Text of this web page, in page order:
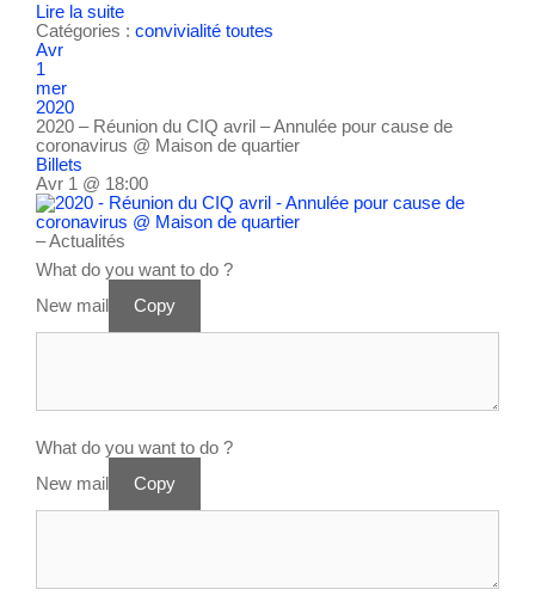
Lire la suite
Catégories : convivialité toutes
Avr
1
mer
2020
2020 – Réunion du CIQ avril – Annulée pour cause de
coronavirus @ Maison de quartier
Billets
Avr 1 @ 18:00
– Actualités
What do you want to do ?
New mail
Copy
What do you want to do ?
New mail
Copy